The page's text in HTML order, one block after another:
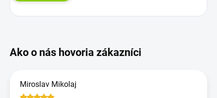
Miroslav Mikolaj